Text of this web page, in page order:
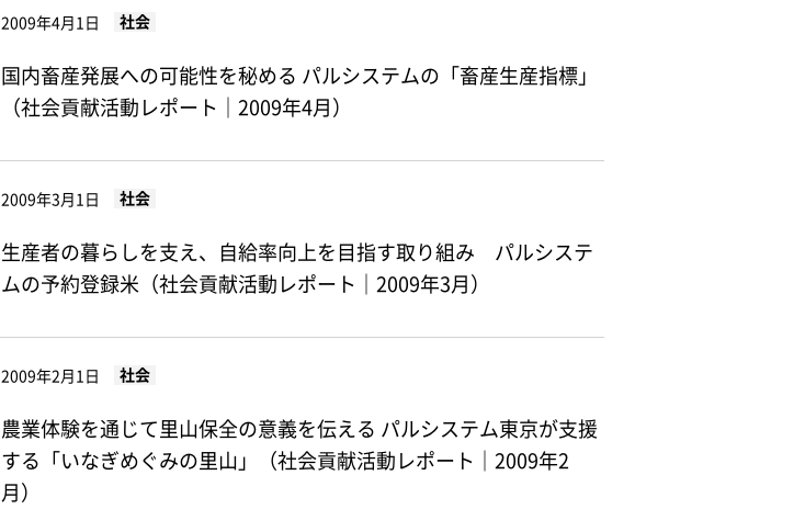
2009年4月1日 社会
国内畜産発展への可能性を秘める パルシステムの「畜産生産指標」
（社会貢献活動レポート｜2009年4月）
2009年3月1日 社会
生産者の暮らしを支え、自給率向上を目指す取り組み パルシステ
ムの予約登録米（社会貢献活動レポート｜2009年3月）
2009年2月1日 社会
農業体験を通じて里山保全の意義を伝える パルシステム東京が支援
する「いなぎめぐみの里山」（社会貢献活動レポート｜2009年2
月）